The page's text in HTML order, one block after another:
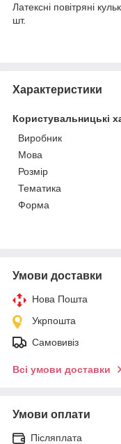
Латексні повітряні
шт.
Характеристики
Користувальницькі
Виробник
Мова
Розмір
Тематика
Форма
Умови доставки
Нова Пошта
Укрпошта
Самовивіз
Всі умови доставки
Умови оплати
Післяплата